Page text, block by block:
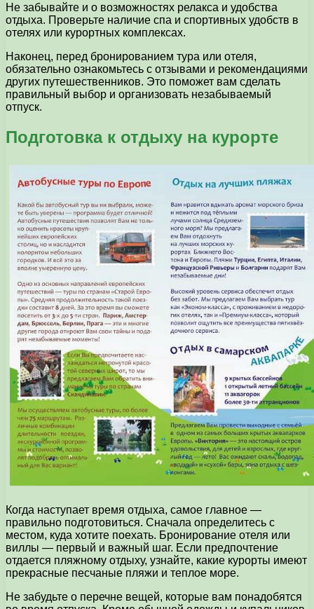
Не забывайте и о возможностях релакса и удобства
отдыха. Проверьте наличие спа и спортивных удобств в
отелях или курортных комплексах.
Наконец, перед бронированием тура или отеля,
обязательно ознакомьтесь с отзывами и рекомендациями
других путешественников. Это поможет вам сделать
правильный выбор и организовать незабываемый
отпуск.
Подготовка к отдыху на курорте
Когда наступает время отдыха, самое главное —
правильно подготовиться. Сначала определитесь с
местом, куда хотите поехать. Бронирование отеля или
виллы — первый и важный шаг. Если предпочтение
отдается пляжному отдыху, узнайте, какие курорты имеют
прекрасные песчаные пляжи и теплое море.
Не забудьте о перечне вещей, которые вам понадобятся